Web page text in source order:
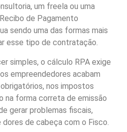
um freela ou uma
de Pagamento
sendo uma das formas mais
esse tipo de contratação.
simples, o cálculo RPA exige
empreendedores acabam
nos impostos
na forma correta de emissão
gerar problemas fiscais,
de cabeça com o Fisco.